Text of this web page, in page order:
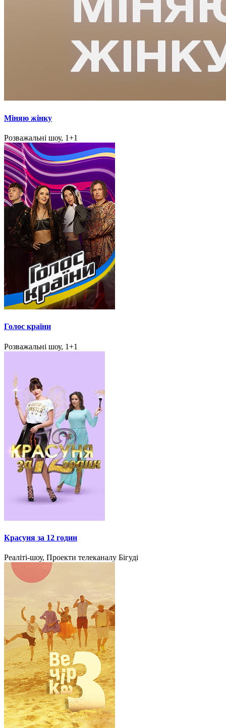
Міняю жінку
Розважальні шоу, 1+1
Голос країни
Розважальні шоу, 1+1
Красуня за 12 годин
Реаліті-шоу, Проекти телеканалу Бігуді